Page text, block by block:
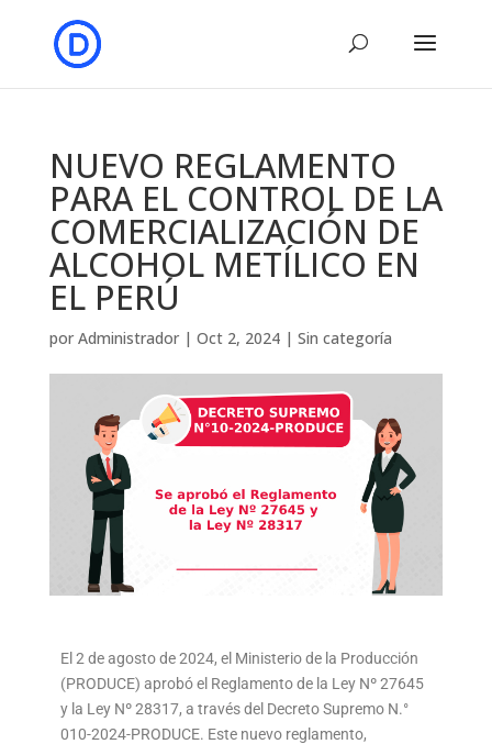
NUEVO REGLAMENTO
PARA EL CONTROL DE LA
COMERCIALIZACIÓN DE
ALCOHOL METÍLICO EN
EL PERÚ
por Administrador| Oct 2, 2024| Sin categoría
El 2 de agosto de 2024, el Ministerio de la Producción
(PRODUCE) aprobó el Reglamento de la Ley Nº 27645
y la Ley Nº 28317, a través del Decreto Supremo N.°
010-2024-PRODUCE. Este nuevo reglamento,